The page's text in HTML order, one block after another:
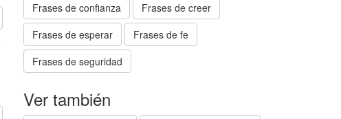
Frases de confianza
Frases de creer
Frases de esperar
Frases de fe
Frases de seguridad
Ver también